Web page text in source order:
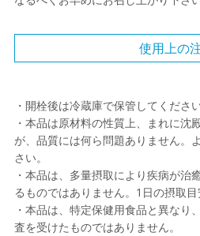
使用上の
・開栓後は冷蔵庫で保管してください
・本品は原材料の性質上、まれに沈
が、品質には何ら問題ありません。
さい。
・本品は、多量摂取により疾病が治
るものではありません。1日の摂取目
・本品は、特定保健用食品と異なり
査を受けたものではありません。